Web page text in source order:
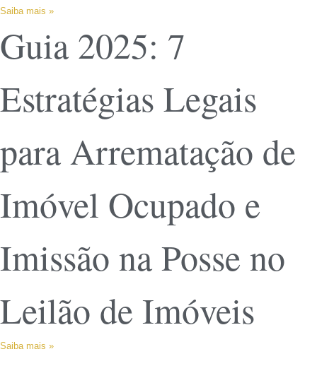
Saiba mais »
Guia 2025: 7
Estratégias Legais
para Arrematação de
Imóvel Ocupado e
Imissão na Posse no
Leilão de Imóveis
Saiba mais »